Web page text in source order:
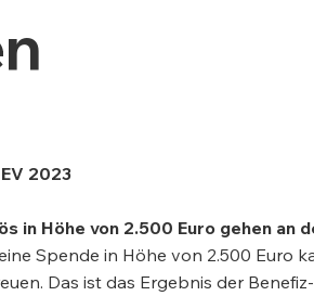
2023
in Höhe von 2.500 Euro gehen an
Spende in Höhe von 2.500 Euro
Das ist das Ergebnis der Benefiz-